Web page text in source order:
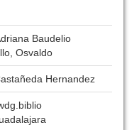
Baudelio
Osvaldo
Hernandez